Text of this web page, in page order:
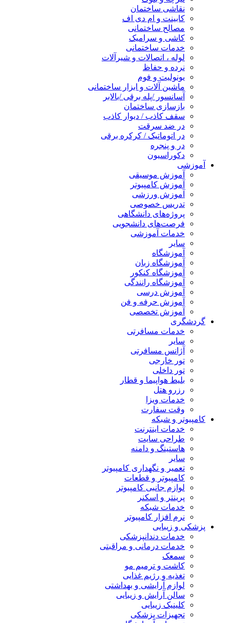
نقاشی ساختمان
کابینت و ام دی اف
مصالح ساختمانی
کاشی و سرامیک
خدمات ساختمانی
لوله ، اتصالات و شیرآلات
نرده و حفاظ
یونولیت و فوم
ماشین آلات و ابزار ساختمانی
آسانسور /پله برقی /بالابر
بازسازی ساختمان
سقف کاذب / دیوار کاذب
در ضد سرقت
در اتوماتیک / کرکره برقی
در و پنجره
دکوراسیون
آموزشی
آموزش موسیقی
آموزش کامپیوتر
آموزش ورزشی
تدریس خصوصی
پروژه‌های دانشگاهی
فرصت‌های دانشجویی
خدمات آموزشی
سایر
آموزشگاه
آموزشگاه زبان
آموزشگاه کنکور
آموزشگاه رانندگی
آموزش درسی
آموزش حرفه و فن
آموزش تخصصی
گردشگری
خدمات مسافرتی
سایر
آژانس مسافرتی
تور خارجی
تور داخلی
بلیط هواپیما و قطار
رزرو هتل
خدمات ویزا
وقت سفارت
کامپیوتر و شبکه
خدمات اینترنت
طراحی سایت
هاستینگ و دامنه
سایر
تعمیر و نگهداری کامپیوتر
کامپیوتر و قطعات
لوازم جانبی کامپیوتر
پرینتر و اسکنر
خدمات شبکه
نرم افزار کامپیوتر
پزشکی و زیبایی
خدمات دندانپزشکی
خدمات درمانی و مراقبتی
سمعک
کاشت و ترمیم مو
تغذیه و رژیم غذایی
لوازم آرایشی و بهداشتی
سالن آرایش و زیبایی
کلینیک زیبایی
تجهیزات پزشکی